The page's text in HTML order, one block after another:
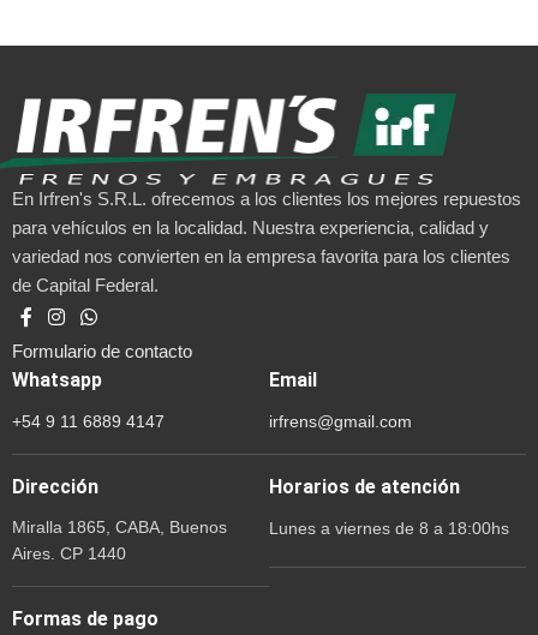
En Irfren's S.R.L. ofrecemos a los clientes los mejores repuestos
para vehículos en la localidad. Nuestra experiencia, calidad y
variedad nos convierten en la empresa favorita para los clientes
de Capital Federal.
Formulario de contacto
Whatsapp
+54 9 11 6889 4147
Email
irfrens@gmail.com
Dirección
Miralla 1865, CABA, Buenos
Aires. CP 1440
Horarios de atención
Lunes a viernes de 8 a 18:00hs
Formas de pago